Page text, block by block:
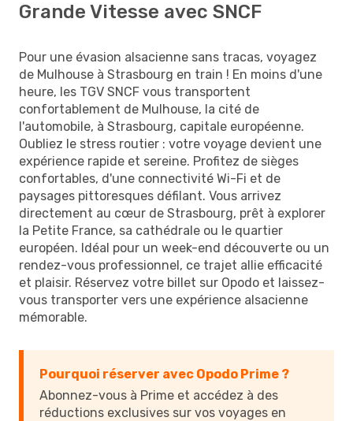
Grande Vitesse avec SNCF
Pour une évasion alsacienne sans tracas, voyagez
de Mulhouse à Strasbourg en train ! En moins d'une
heure, les TGV SNCF vous transportent
confortablement de Mulhouse, la cité de
l'automobile, à Strasbourg, capitale européenne.
Oubliez le stress routier : votre voyage devient une
expérience rapide et sereine. Profitez de sièges
confortables, d'une connectivité Wi-Fi et de
paysages pittoresques défilant. Vous arrivez
directement au cœur de Strasbourg, prêt à explorer
la Petite France, sa cathédrale ou le quartier
européen. Idéal pour un week-end découverte ou un
rendez-vous professionnel, ce trajet allie efficacité
et plaisir. Réservez votre billet sur Opodo et laissez-
vous transporter vers une expérience alsacienne
mémorable.
Pourquoi réserver avec Opodo Prime ?
Abonnez-vous à Prime et accédez à des
réductions exclusives sur vos voyages en